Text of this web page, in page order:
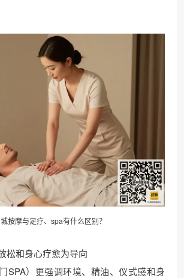
按摩与足疗、spa有什么区别？
松和身心疗愈为导向
SPA）更强调环境、精油、仪式感和身